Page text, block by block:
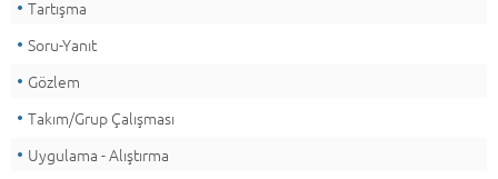
Tartışma
Soru-Yanıt
Gözlem
Takım/Grup Çalışması
Uygulama - Alıştırma